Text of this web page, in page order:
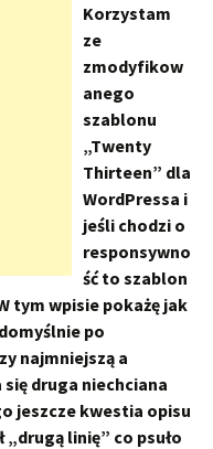
Korzystam
ze
zmodyfikow
anego
szablonu
„Twenty
Thirteen” dla
WordPressa i
jeśli chodzi o
responsywno
ść to szablon
tym wpisie pokażę jak
po
najmniejszą a
druga niechciana
jeszcze kwestia opisu
linię” co psuło